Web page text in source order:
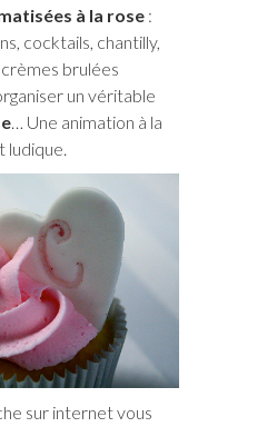
à la rose :
cocktails, chantilly,
brulées
un véritable
… Une animation à la
ludique.
sur internet vous